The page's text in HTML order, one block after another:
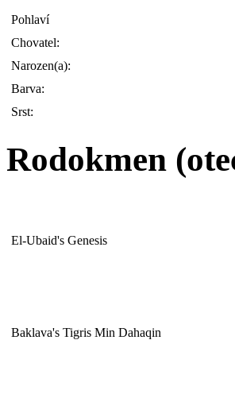
Pohlaví
Chovatel:
Narozen(a):
Barva:
Srst:
Rodokmen
El-Ubaid's Genesis
Baklava's Tigris Min Dahaqin